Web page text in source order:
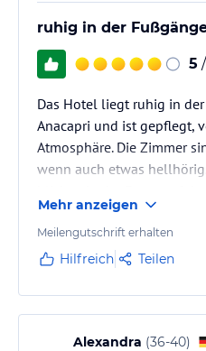
ruhig in der
5
Das Hotel liegt ruhig in
Anacapri und ist gepflegt,
Atmosphäre. Die Zimmer
wenn auch etwas
den Vesuv, sie haben
Zimmer nach vorne
Frühstück bietet ein gutes
Mehr anzeigen
Meilengutschrift erhalten
Hilfreich Teilen
Alexandra (36-40)